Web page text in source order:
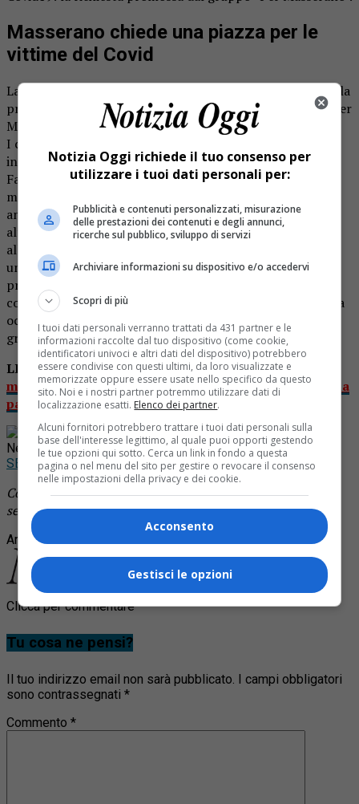
Masserano chiede una piazza per le
vittime del Covid
La piazza di Masserano intitolata alle vittime del Covid: è la
proposta lanciata dal gruppo consigliare di minoranza “Per
Masserano”.
I consiglieri comunali Virna Botta e Teresio Gamaccio
infatti hanno presentato una mozione al sindaco Sergio
Fantone: «Riteniamo dovere di ogni amministratore
mantenere viva la memoria delle vittime del Covid,
analoghe mozioni sono state accolte favorevolmente da
altre amministrazioni. Per questo chiediamo al sindaco e
all’amministrazione di intitolare una piazza o una via o
un’area verde ai masseranesi deceduti di Covid». La
proposta sarà discussa nel corso del prossimo consiglio
comunale. Si tratta di una mozione e per essere approvata
occorre quindi la maggioranza dei voti anche da parte del
gruppo che guida il paese.
LEGGI ANCHE:Docente morto dopo vaccino, parla la
moglie: “Bisogna credere nella scienza per uscire dalla
pandemia”
Rimani aggiornato seguendoci su Google
News!
SEGUICI
Continua a leggere le notizie diNotizia Oggi Borgosesia
segui la nostrapagina Facebook
Argomenti correlati:
Clicca per commentare
Tu cosa ne pensi?
Il tuo indirizzo email non sarà pubblicato. I campi obbligatori
sono contrassegnati *
Commento *
Notizia Oggi richiede il tuo consenso per
utilizzare i tuoi dati personali per:
Pubblicità e contenuti personalizzati, misurazione
delle prestazioni dei contenuti e degli annunci,
ricerche sul pubblico, sviluppo di servizi
Archiviare informazioni su dispositivo e/o accedervi
Scopri di più
I tuoi dati personali verranno trattati da 431 partner e le
informazioni raccolte dal tuo dispositivo (come cookie,
identificatori univoci e altri dati del dispositivo) potrebbero
essere condivise con questi ultimi, da loro visualizzate e
memorizzate oppure essere usate nello specifico da questo
sito. Noi e i nostri partner potremmo utilizzare dati di
localizzazione esatti. Elenco dei partner.
Alcuni fornitori potrebbero trattare i tuoi dati personali sulla
base dell'interesse legittimo, al quale puoi opporti gestendo
le tue opzioni qui sotto. Cerca un link in fondo a questa
pagina o nel menu del sito per gestire o revocare il consenso
nelle impostazioni della privacy e dei cookie.
Acconsento
Gestisci le opzioni